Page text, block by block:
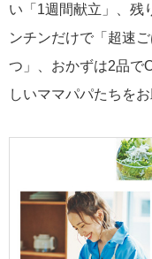
い「1週間献立」、残
ンチンだけで「超速
つ」、おかずは2品で
しいママパパたちを